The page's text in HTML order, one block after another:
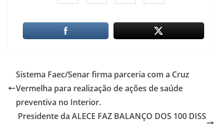
Sistema Faec/Senar firma parceria com a Cruz
Vermelha para realização de ações de saúde
preventiva no Interior.
Presidente da ALECE FAZ BALANÇO DOS 100 DISS